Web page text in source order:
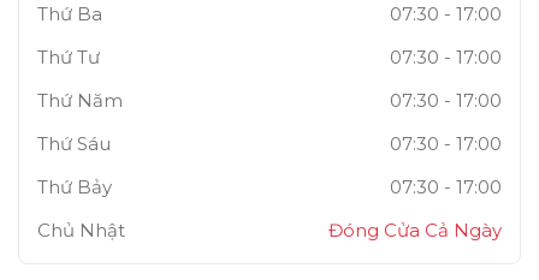
Thứ Ba
07:30 - 17:00
Thứ Tư
07:30 - 17:00
Thứ Năm
07:30 - 17:00
Thứ Sáu
07:30 - 17:00
Thứ Bảy
07:30 - 17:00
Chủ Nhật
Đóng Cửa Cả Ngày